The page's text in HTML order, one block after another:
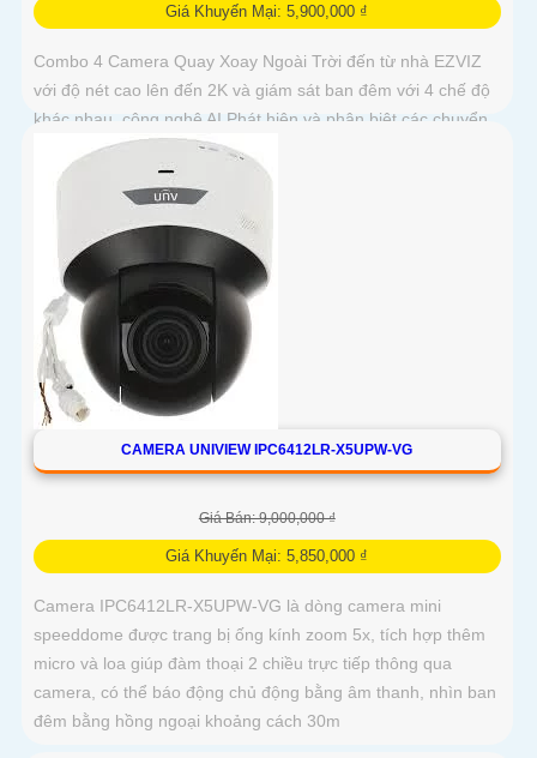
Giá Khuyến Mại: 5,900,000 ₫
Combo 4 Camera Quay Xoay Ngoài Trời đến từ nhà EZVIZ
với độ nét cao lên đến 2K và giám sát ban đêm với 4 chế độ
khác nhau, công nghệ AI Phát hiện và phân biệt các chuyển
động chuẩn sát được quản lý tập trung bởi đầu ghi hình IP
WiFi
CAMERA UNIVIEW IPC6412LR-X5UPW-VG
Giá Bán: 9,000,000 ₫
Giá Khuyến Mại: 5,850,000 ₫
Camera IPC6412LR-X5UPW-VG là dòng camera mini
speeddome được trang bị ống kính zoom 5x, tích hợp thêm
micro và loa giúp đàm thoại 2 chiều trực tiếp thông qua
camera, có thể báo động chủ động bằng âm thanh, nhìn ban
đêm bằng hồng ngoại khoảng cách 30m